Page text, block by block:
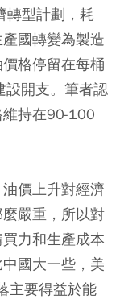
轉型計劃，耗
國轉變為製造
格停留在每桶
設開支。筆者認
維持在90-100
價上升對經濟
嚴重，所以對
力和生產成本
國大一些，美
主要得益於能